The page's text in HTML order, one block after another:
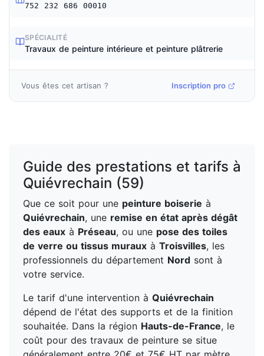
752 232 686 00010
SPÉCIALITÉ
Travaux de peinture intérieure et peinture plâtrerie
Vous êtes cet artisan ? Inscription pro
Guide des prestations et tarifs à
Quiévrechain (59)
Que ce soit pour une peinture boiserie à
Quiévrechain, une remise en état après dégât
des eaux à Préseau, ou une pose des toiles
de verre ou tissus muraux à Troisvilles, les
professionnels du département Nord sont à
votre service.
Le tarif d'une intervention à Quiévrechain
dépend de l'état des supports et de la finition
souhaitée. Dans la région Hauts-de-France, le
coût pour des travaux de peinture se situe